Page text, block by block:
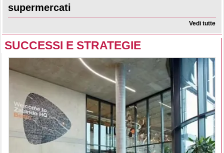
supermercati
Vedi tutte
SUCCESSI E STRATEGIE